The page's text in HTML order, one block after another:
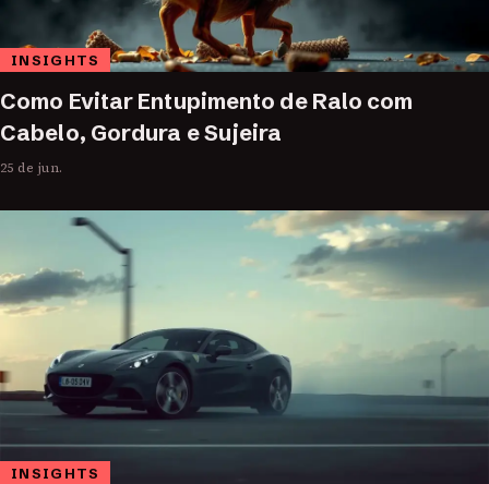
INSIGHTS
Como Evitar Entupimento de Ralo com
Cabelo, Gordura e Sujeira
25 de jun.
INSIGHTS